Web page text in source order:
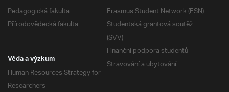
Pedagogická fakulta
Přírodovědecká fakulta
Erasmus Student Network (ESN)
Studentská grantová soutěž
(SVV)
Finanční podpora studentů
Stravování a ubytování
Věda a výzkum
Human Resources Strategy for
Researchers